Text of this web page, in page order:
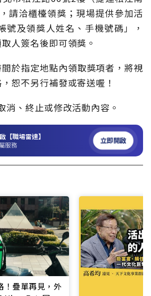
請洽櫃檯領獎；現場提供參加活
號及領獎人姓名、手機號碼」，
人簽名後即可領獎。
於指定地點內領取獎項者，將視
恕不另行補發或寄送喔！
消、終止或修改活動內容。
【職場雷達】
服務 立即開啟
！疊單再見，外